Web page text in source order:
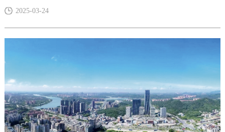
2025-03-24